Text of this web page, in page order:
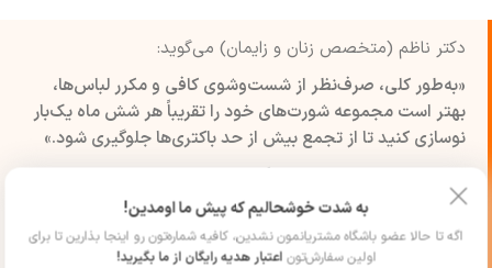
دکتر ناظم (متخصص زنان و زایمان) می‌گوید:
«به‌طور کلی، صرف‌نظر از شست‌وشوی کافی و مکرر لباس‌ها،
بهتر است مجموعه شورت‌های خود را تقریباً هر شش ماه یک‌بار
نوسازی کنید تا از تجمع بیش از حد باکتری‌ها جلوگیری شود.»
او همچنین اشاره می‌کند که اگر لباس زیر به‌طور مداوم استفاده
شود یا شرایط نگهداری مناسبی نداشته باشد، ممکن است حتی
پس از حدود سه ماه نیز نیاز به تعویض داشته باشد.
به شدت خوشحالیم که پیش ما اومدین!
اگه تا حالا عضو باشگاه مشتریانمون نشدین، کافیه شماره‌تون رو اینجا بذارین تا برای
اولین سفارش‌تون اعتبار هدیه رایگان از ما بگیرید!